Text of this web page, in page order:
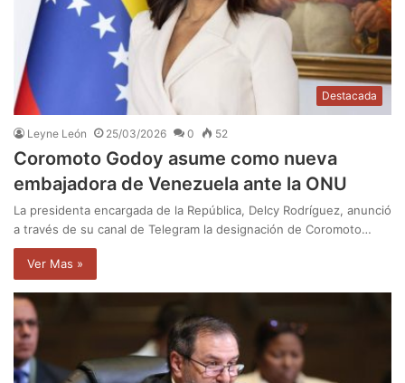
Destacada
Leyne León 25/03/2026 0 52
Coromoto Godoy asume como nueva
embajadora de Venezuela ante la ONU
La presidenta encargada de la República, Delcy Rodríguez, anunció
a través de su canal de Telegram la designación de Coromoto…
Ver Mas »